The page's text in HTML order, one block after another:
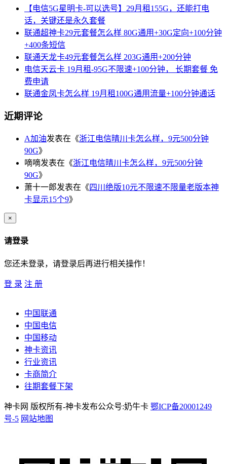
【电信5G星明卡-可以选号】29月租155G，还能打电
话，关键还是永久套餐
联通超神卡29元套餐怎么样 80G通用+30G定向+100分钟
+400条短信
联通天龙卡49元套餐怎么样 203G通用+200分钟
电信天云卡 19月租-95G不限速+100分钟， 长期套餐 免
费申请
联通金凤卡怎么样 19月租100G通用流量+100分钟通话
近期评论
A加油发表在《浙江电信晴川卡怎么样，9元500分钟
90G》
嘀嘀发表在《浙江电信晴川卡怎么样，9元500分钟
90G》
萧十一郎发表在《四川绝版10元不限速不限量老版本神
卡显示15个9》
×
请登录
您还未登录，请登录后再进行相关操作！
登 录 注 册
中国联通
中国电信
中国移动
神卡资讯
行业资讯
卡商简介
往期套餐下架
神卡网 版权所有-神卡发布公众号:奶牛卡 鄂ICP备20001249
号-5 网站地图